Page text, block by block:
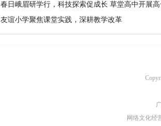
春日峨眉研学行，科技探索促成长 草堂高中开展
级春季研学活动
友谊小学聚焦课堂实践，深耕教学改革
网络文化经